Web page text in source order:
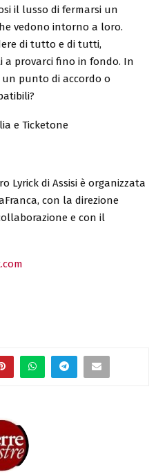
il lusso di fermarsi un
vedono intorno a loro.
di tutto e di tutti,
a provarci fino in fondo. In
punto di accordo o
e Ticketone
Lyrick di Assisi è organizzata
con la direzione
e con il